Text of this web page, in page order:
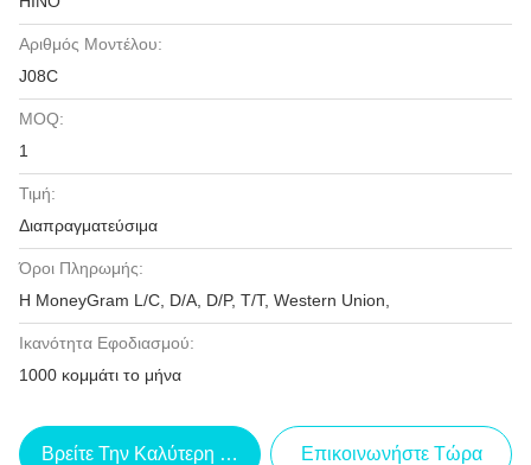
Αριθμός Μοντέλου:
J08C
MOQ:
1
Τιμή:
Διαπραγματεύσιμα
Όροι Πληρωμής:
Η MoneyGram L/C, D/A, D/P, T/T, Western Union,
Ικανότητα Εφοδιασμού:
1000 κομμάτι το μήνα
Βρείτε Την Καλύτερη Τιμή Επικοινωνήστε Τώρα